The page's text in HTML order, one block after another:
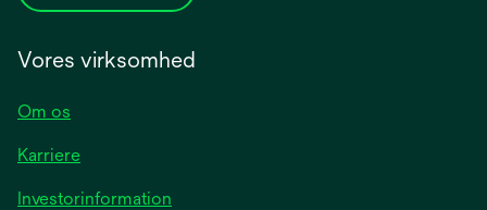
Vores virksomhed
Om os
Karriere
Investorinformation